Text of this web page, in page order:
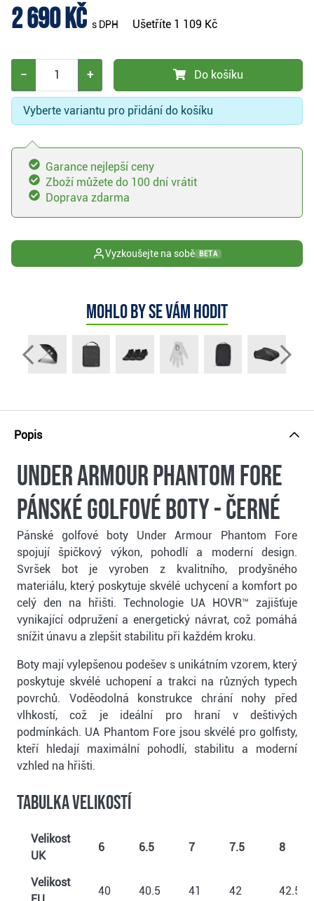
2 690 Kč s DPH Ušetříte 1 109 Kč
− + Do košíku
Vyberte variantu pro přidání do košíku
Garance nejlepší ceny
Zboží můžete do 100 dní vrátit
Doprava zdarma
Vyzkoušejte na sobě BETA
Mohlo by se vám hodit
Popis
Under Armour Phantom Fore
pánské golfové boty - černé
Pánské golfové boty Under Armour Phantom Fore
spojují špičkový výkon, pohodlí a moderní design.
Svršek bot je vyroben z kvalitního, prodyšného
materiálu, který poskytuje skvélé uchycení a komfort po
celý den na hřišti. Technologie UA HOVR™ zajišťuje
vynikající odpružení a energetický návrat, což pomáhá
snížit únavu a zlepšit stabilitu při každém kroku.
Boty mají vylepšenou podešev s unikátním vzorem, který
poskytuje skvélé uchopení a trakci na různých typech
povrchů. Voděodolná konstrukce chrání nohy před
vlhkostí, což je ideální pro hraní v deštivých
podmínkách. UA Phantom Fore jsou skvélé pro golfisty,
kteří hledají maximální pohodlí, stabilitu a moderní
vzhled na hřišti.
Tabulka velikostí
Velikost
UK
6 6.5 7 7.5 8
Velikost
40 40.5 41 42 42.5